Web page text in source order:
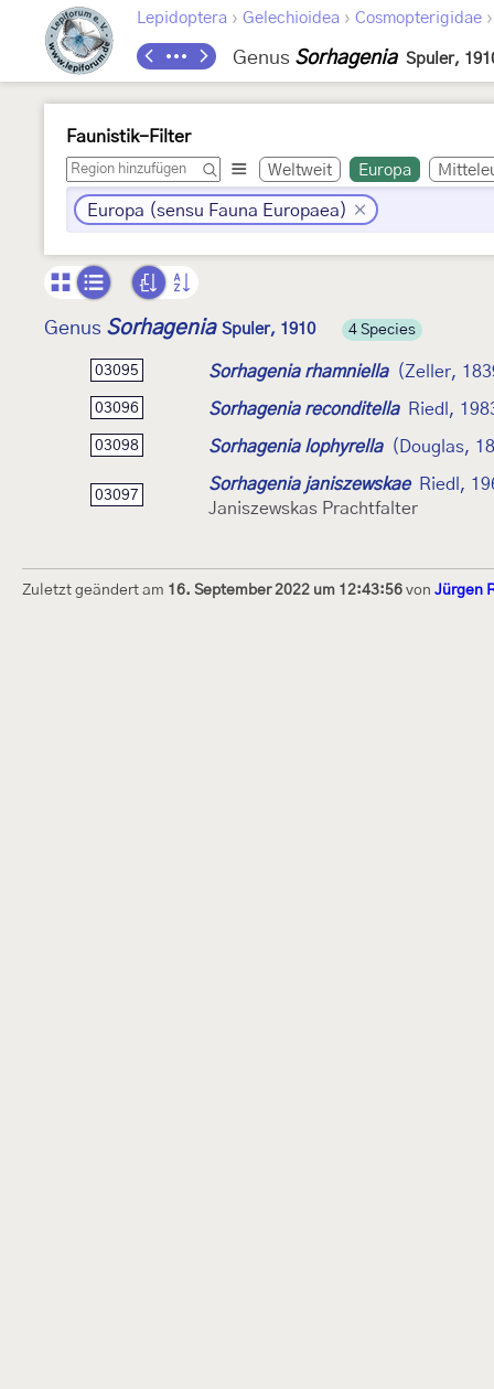
Lepidoptera › Gelechioidea › Cosmopterigidae
Genus Sorhagenia Spuler,
Faunistik-Filter
Weltweit Europa
Europa (sensu Fauna Europaea)
Genus Sorhagenia Spuler, 1910 4 Species
03095 Sorhagenia rhamniella (Zeller,
03096 Sorhagenia reconditella Riedl,
03098 Sorhagenia lophyrella (Douglas,
03097
Sorhagenia janiszewskae
Riedl,
Janiszewskas Prachtfalter
Zuletzt geändert am 16. September 2022 um 12:43:56 von Jürgen